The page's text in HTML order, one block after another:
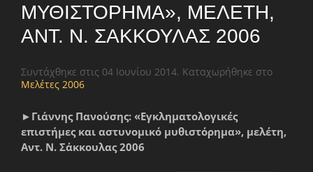
ΜΥΘΙΣΤΌΡΗΜΑ», ΜΕΛΈΤΗ,
ΑΝΤ. Ν. ΣΆΚΚΟΥΛΑΣ 2006
Συντάχθηκε στις 04 Ιουνίου 2014. Καταχωρήθηκε στο
Μελέτες 2006
► Γιάννης Πανούσης: «Εγκληματολογικές
επιστήμες και αστυνομικό μυθιστόρημα», μελέτη,
Αντ. Ν. Σάκκουλας 2006